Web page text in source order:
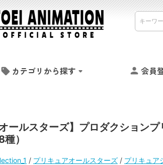
カテゴリから探す 会員
オールスターズ】プロダクショ
）
/ プリキュアオールスターズ / プリキュア